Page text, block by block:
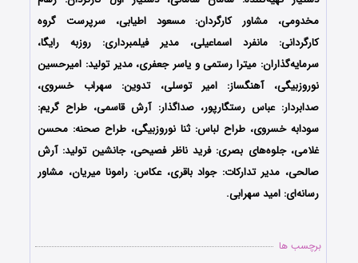
مخدومی، مشاور کارگردان: مسعود اطیابی، سرپرست گروه
کارگردانی: مانفرد اسماعیلی، مدیر فیلمبرداری: روزبه رایگا،
سرمایه‌گذاران: میترا رستمی و یاسر جعفری، مدیر تولید: امیرحسین
نوروزبیگی، آهنگساز: امیر توسلی، تدوین: سهراب خسروی،
صدابردار: عباس رستگارپور، صداگذار: آرش قاسمی، طراح گریم:
سودابه خسروی، طراح لباس: ثنا نوروزبیگی، طراح صحنه: محسن
غلامی، جلوه‌های بصری: فرید ناظر فصیحی، جانشین تولید: آرش
صالحی، مدیر تدارکات: جواد باقری، عکاس: رامونا میریان، مشاور
رسانه‌ای: امید سهرابی.
برچسب ها